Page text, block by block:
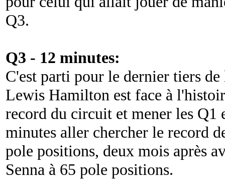
Q3.
Q3 - 12 minutes:
C'est parti pour le dernier tiers
Lewis Hamilton est face à
record du circuit et mener les Q1
minutes aller chercher le record
pole positions, deux mois après
Senna à 65 pole positions.